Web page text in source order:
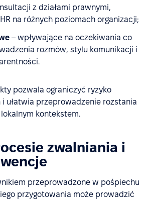
z działami prawnymi,
na różnych poziomach organizacji;
– wpływające na oczekiwania co
rozmów, stylu komunikacji i
pozwala ograniczyć ryzyko
i ułatwia przeprowadzenie rozstania
kontekstem.
zwalniania i
przeprowadzone w pośpiechu
przygotowania może prowadzić